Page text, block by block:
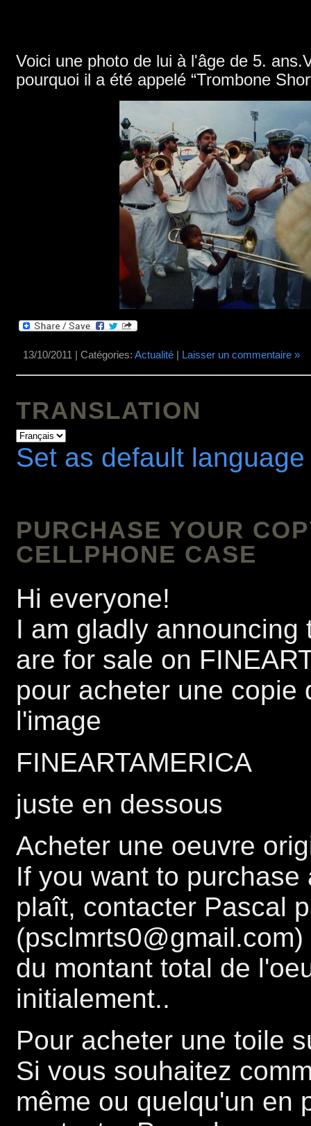
Voici une photo de lui à l'âge de 5.
pourquoi il a été appelé “Trombone
13/10/2011 | Catégories: Actualité Laisser un commentaire »
TRANSLATION
Set as default language
PURCHASE YOUR
CELLPHONE CASE
Hi everyone!
I am gladly announcing
are for sale on
pour acheter une copie
l'image
FINEARTAMERICA
juste en dessous
Acheter une oeuvre
If you want to
plaît, contacter Pascal
du montant total de
initialement..
Pour acheter une toile
Si vous souhaitez
même ou quelqu'un en